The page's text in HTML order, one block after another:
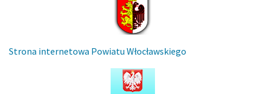
Strona internetowa Powiatu Włocławskiego